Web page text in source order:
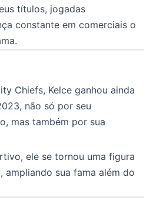
títulos, jogadas
constante em comerciais o
Chiefs, Kelce ganhou ainda
não só por seu
mas também por sua
ele se tornou uma figura
ampliando sua fama além do